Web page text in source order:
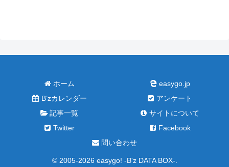
ホーム
easygo.jp
B’zカレンダー
アンケート
記事一覧
サイトについて
Twitter
Facebook
問い合わせ
© 2005-2026 easygo! -B'z DATA BOX-.